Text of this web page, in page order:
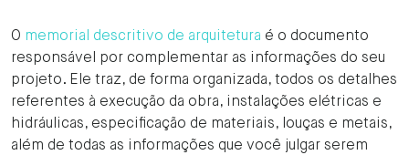
O memorial descritivo de arquitetura é o documento
responsável por complementar as informações do seu
projeto. Ele traz, de forma organizada, todos os detalhes
referentes à execução da obra, instalações elétricas e
hidráulicas, especificação de materiais, louças e metais,
além de todas as informações que você julgar serem